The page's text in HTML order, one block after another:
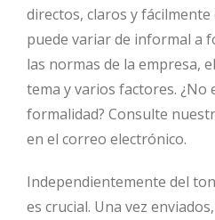
directos, claros y
puede variar de informal a
las normas de la empresa,
tema y varios factores. ¿No
formalidad? Consulte
en el correo electrónico.
Independientemente del
es crucial. Una vez